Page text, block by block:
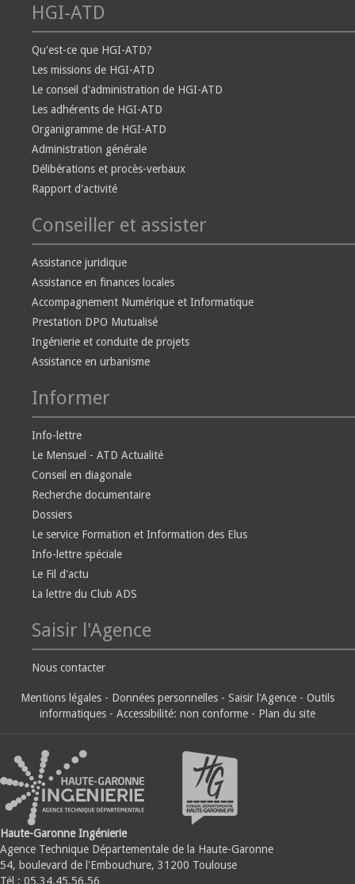
HGI-ATD
Qu'est-ce que HGI-ATD?
Les missions de HGI-ATD
Le conseil d'administration de HGI-ATD
Les adhérents de HGI-ATD
Organigramme de HGI-ATD
Administration générale
Délibérations et procès-verbaux
Rapport d'activité
Conseiller et assister
Assistance juridique
Assistance en finances locales
Accompagnement Numérique et Informatique
Prestation DPO Mutualisé
Ingénierie et conduite de projets
Assistance en urbanisme
Informer
Info-lettre
Le Mensuel - ATD Actualité
Conseil en diagonale
Recherche documentaire
Dossiers
Le service Formation et Information des Elus
Info-lettre spéciale
Le Fil d'actu
La lettre du Club ADS
Saisir l'Agence
Nous contacter
Mentions légales - Données personnelles - Saisir l'Agence - Outils
informatiques - Accessibilité: non conforme - Plan du site
Haute-Garonne Ingénierie
Agence Technique Départementale de la Haute-Garonne
54, boulevard de l'Embouchure, 31200 Toulouse
Tél : 05.34.45.56.56